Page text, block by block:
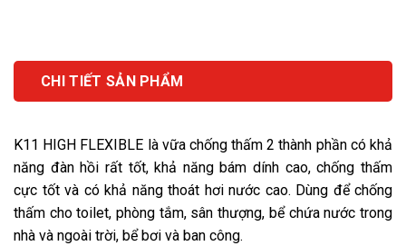
CHI TIẾT SẢN PHẨM
K11 HIGH FLEXIBLE là vữa chống thấm 2 thành phần có khả
năng đàn hồi rất tốt, khả năng bám dính cao, chống thấm
cực tốt và có khả năng thoát hơi nước cao. Dùng để chống
thấm cho toilet, phòng tắm, sân thượng, bể chứa nước trong
nhà và ngoài trời, bể bơi và ban công.